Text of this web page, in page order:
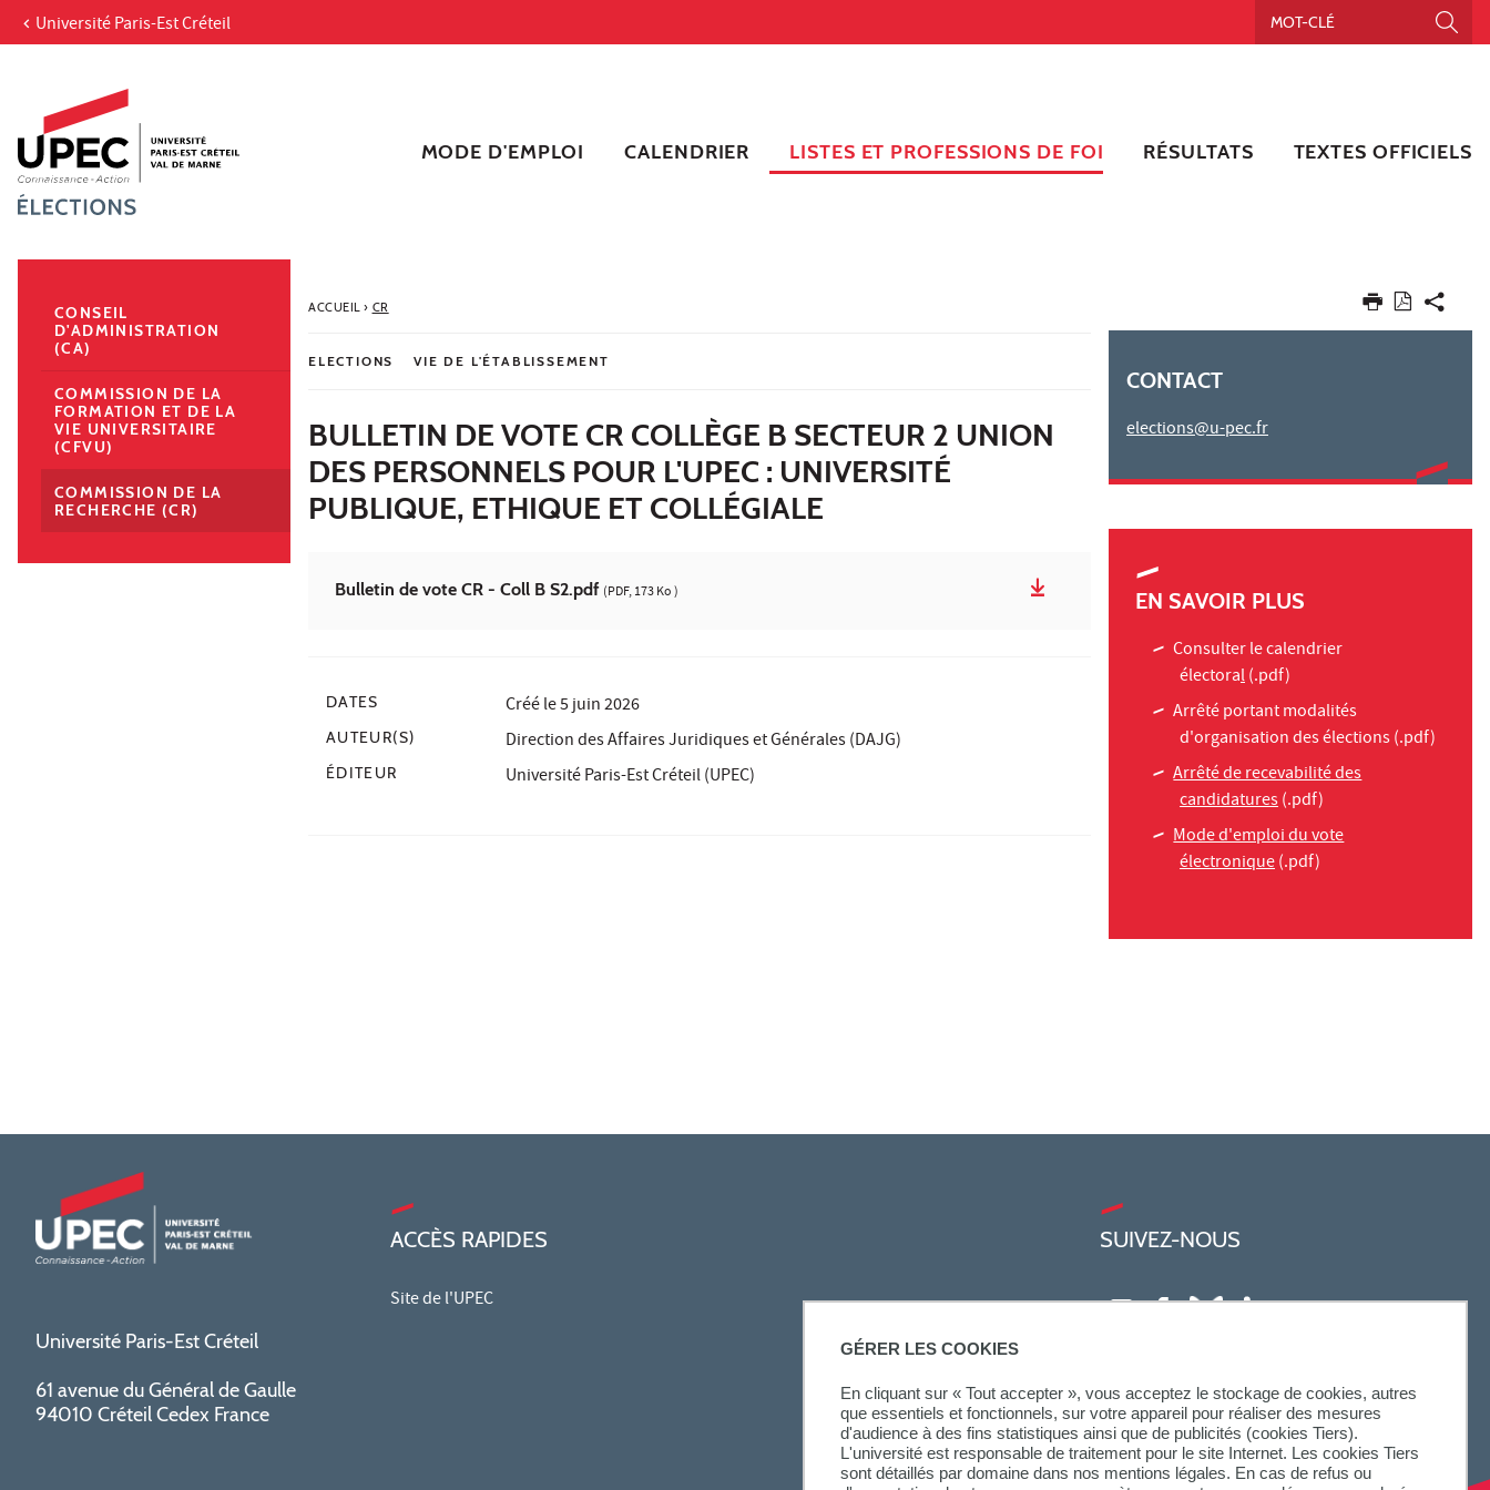
GÉRER LES COOKIES
En cliquant sur « Tout accepter », vous acceptez le stockage de cookies, autres
que essentiels et fonctionnels, sur votre appareil pour réaliser des mesures
d'audience à des fins statistiques ainsi que de publicités (cookies Tiers).
L'université est responsable de traitement pour le site Internet. Les cookies Tiers
sont détaillés par domaine dans nos mentions légales. En cas de refus ou
Aller au contenu
Recherche
Navigation secondaire
Université Paris-Est Créteil
MODE D'EMPLOI CALENDRIER LISTES ET PROFESSIONS DE FOI RÉSULTATS TEXTES OFFICIELS
ACCUEIL› CR
ELECTIONS VIE DE L'ÉTABLISSEMENT
BULLETIN DE VOTE CR COLLÈGE B SECTEUR 2 UNION
DES PERSONNELS POUR L'UPEC : UNIVERSITÉ
PUBLIQUE, ETHIQUE ET COLLÉGIALE
Bulletin de vote CR - Coll B S2.pdf (PDF, 173 Ko )
DATES Créé le5 juin 2026
AUTEUR(S) Direction des Affaires Juridiques et Générales (DAJG)
ÉDITEUR Université Paris-Est Créteil (UPEC)
CONTACT
elections@u-pec.fr
EN SAVOIR PLUS
Consulter le calendrier
électoral(.pdf)
Arrêté portant modalités
d'organisation des élections(.pdf)
Arrêté de recevabilité des
candidatures(.pdf)
Mode d'emploi du vote
électronique(.pdf)
CONSEIL
D'ADMINISTRATION
(CA)
COMMISSION DE LA
FORMATION ET DE LA
VIE UNIVERSITAIRE
(CFVU)
COMMISSION DE LA
RECHERCHE (CR)
Université Paris-Est Créteil
61 avenue du Général de Gaulle
94010 Créteil Cedex France
ACCÈS RAPIDES
Site de l'UPEC
SUIVEZ-NOUS